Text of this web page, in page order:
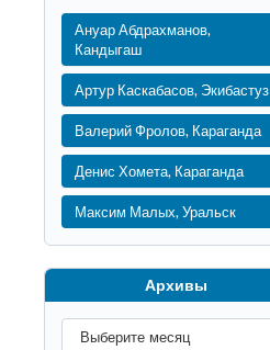
Ануар Абдрахманов,
Кандыгаш
Артур Каскабасов, Экибастуз
Валерий Фролов, Караганда
Денис Хомета, Караганда
Максим Малых, Уральск
Архивы